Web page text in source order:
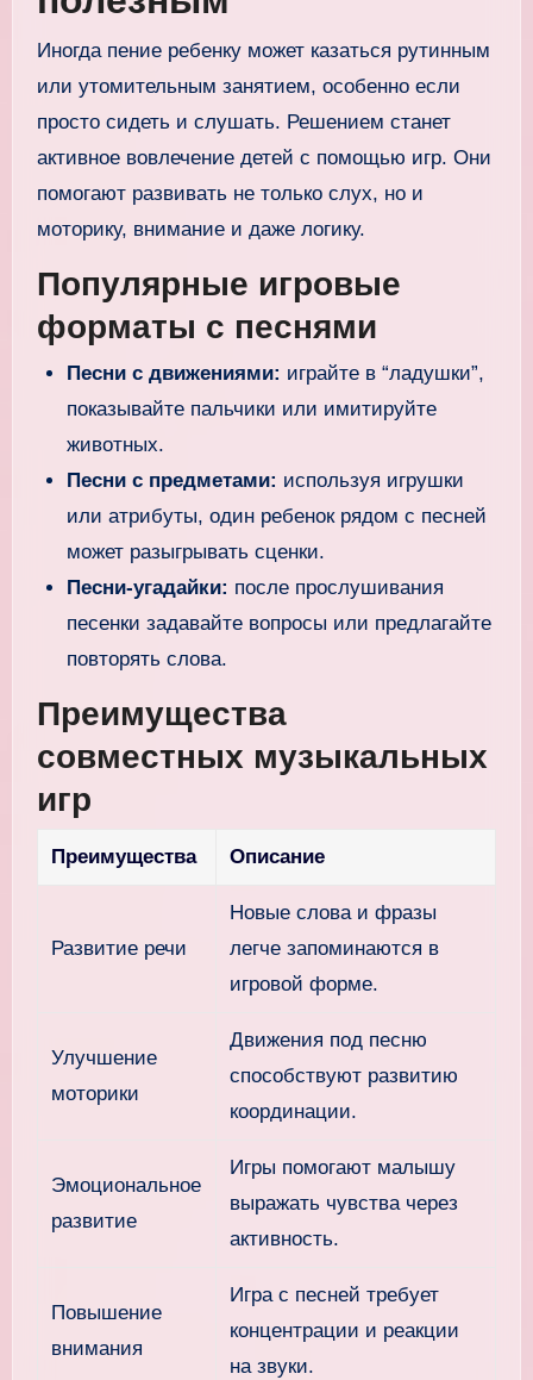
Иногда пение ребенку может казаться рутинным
или утомительным занятием, особенно если
просто сидеть и слушать. Решением станет
активное вовлечение детей с помощью игр. Они
помогают развивать не только слух, но и
моторику, внимание и даже логику.
Популярные игровые
форматы с песнями
Песни с движениями: играйте в “ладушки”,
показывайте пальчики или имитируйте
животных.
Песни с предметами: используя игрушки
или атрибуты, один ребенок рядом с песней
может разыгрывать сценки.
Песни-угадайки: после прослушивания
песенки задавайте вопросы или предлагайте
повторять слова.
Преимущества
совместных музыкальных
игр
Преимущества Описание
Развитие речи
Новые слова и фразы
легче запоминаются в
игровой форме.
Улучшение
моторики
Движения под песню
способствуют развитию
координации.
Эмоциональное
развитие
Игры помогают малышу
выражать чувства через
активность.
Повышение
внимания
Игра с песней требует
концентрации и реакции
на звуки.